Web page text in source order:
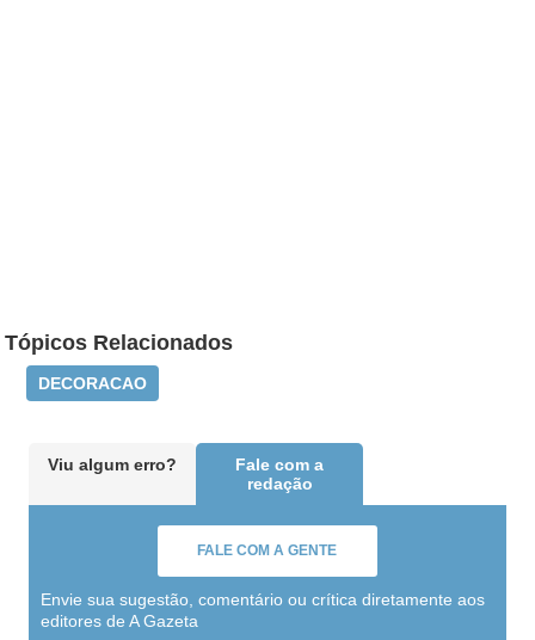
Tópicos Relacionados
DECORACAO
Viu algum erro?
Fale com a
redação
FALE COM A GENTE
Envie sua sugestão, comentário ou crítica diretamente aos
editores de A Gazeta